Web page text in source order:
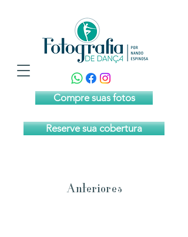
Compre suas fotos
Reserve sua cobertura
Anteriores